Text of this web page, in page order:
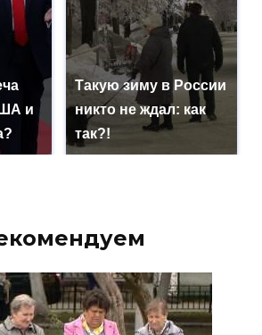
и
Такую зиму в России
никто не ждал: как
так?!